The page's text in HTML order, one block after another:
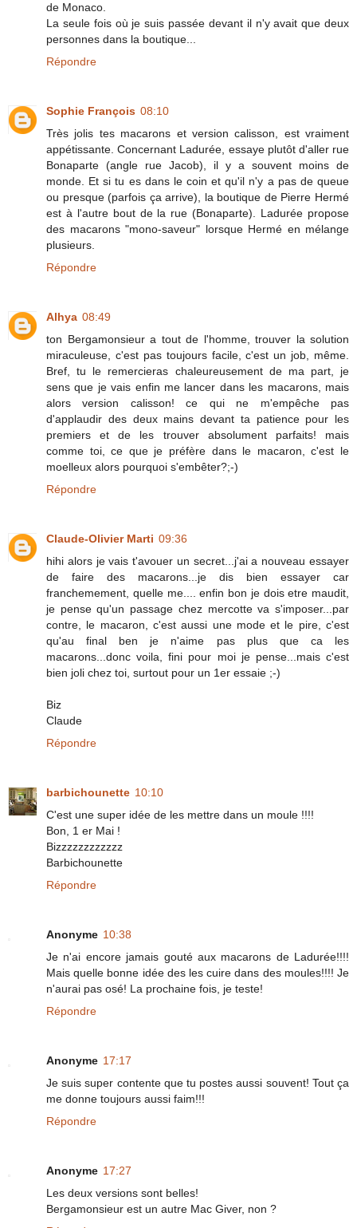
de Monaco.
La seule fois où je suis passée devant il n'y avait que deux
personnes dans la boutique...
Répondre
Sophie François 08:10
Très jolis tes macarons et version calisson, est vraiment
appétissante. Concernant Ladurée, essaye plutôt d'aller rue
Bonaparte (angle rue Jacob), il y a souvent moins de
monde. Et si tu es dans le coin et qu'il n'y a pas de queue
ou presque (parfois ça arrive), la boutique de Pierre Hermé
est à l'autre bout de la rue (Bonaparte). Ladurée propose
des macarons "mono-saveur" lorsque Hermé en mélange
plusieurs.
Répondre
Alhya 08:49
ton Bergamonsieur a tout de l'homme, trouver la solution
miraculeuse, c'est pas toujours facile, c'est un job, même.
Bref, tu le remercieras chaleureusement de ma part, je
sens que je vais enfin me lancer dans les macarons, mais
alors version calisson! ce qui ne m'empêche pas
d'applaudir des deux mains devant ta patience pour les
premiers et de les trouver absolument parfaits! mais
comme toi, ce que je préfère dans le macaron, c'est le
moelleux alors pourquoi s'embêter?;-)
Répondre
Claude-Olivier Marti 09:36
hihi alors je vais t'avouer un secret...j'ai a nouveau essayer
de faire des macarons...je dis bien essayer car
franchemement, quelle me.... enfin bon je dois etre maudit,
je pense qu'un passage chez mercotte va s'imposer...par
contre, le macaron, c'est aussi une mode et le pire, c'est
qu'au final ben je n'aime pas plus que ca les
macarons...donc voila, fini pour moi je pense...mais c'est
bien joli chez toi, surtout pour un 1er essaie ;-)
Biz
Claude
Répondre
barbichounette 10:10
C'est une super idée de les mettre dans un moule !!!!
Bon, 1 er Mai !
Bizzzzzzzzzzzz
Barbichounette
Répondre
Anonyme 10:38
Je n'ai encore jamais gouté aux macarons de Ladurée!!!!
Mais quelle bonne idée des les cuire dans des moules!!!! Je
n'aurai pas osé! La prochaine fois, je teste!
Répondre
Anonyme 17:17
Je suis super contente que tu postes aussi souvent! Tout ça
me donne toujours aussi faim!!!
Répondre
Anonyme 17:27
Les deux versions sont belles!
Bergamonsieur est un autre Mac Giver, non ?